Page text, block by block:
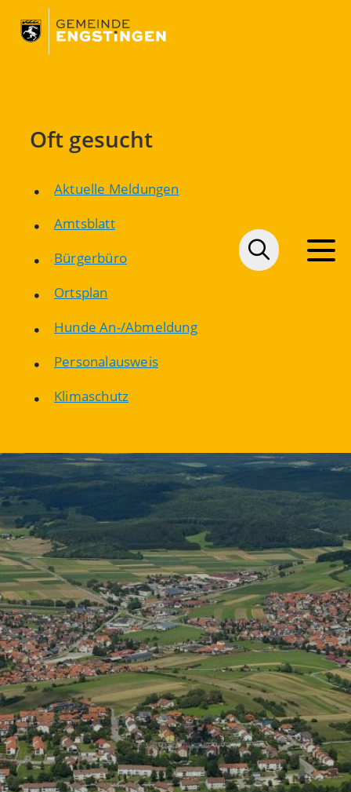
Oft gesucht
Aktuelle Meldungen
Amtsblatt
Bürgerbüro
Ortsplan
Hunde An-/Abmeldung
Personalausweis
Klimaschutz